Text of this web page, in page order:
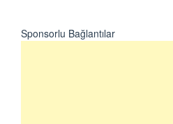
Sponsorlu Bağlantılar